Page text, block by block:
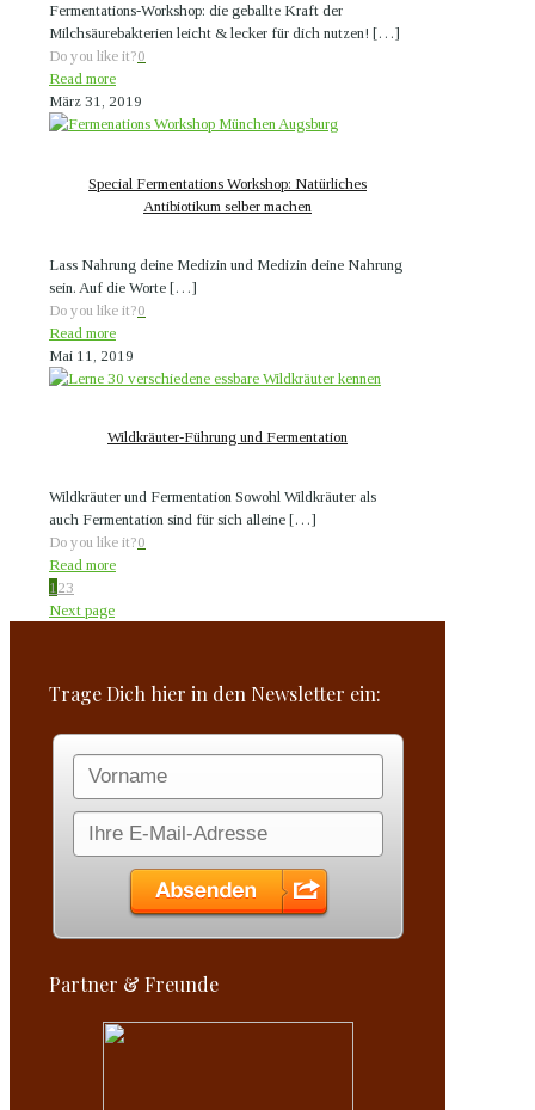
Fermentations-Workshop: die geballte Kraft der
Milchsäurebakterien leicht & lecker für dich nutzen! […]
Do you like it?0
Read more
März 31, 2019
Special Fermentations Workshop: Natürliches
Antibiotikum selber machen
Lass Nahrung deine Medizin und Medizin deine Nahrung
sein. Auf die Worte […]
Do you like it?0
Read more
Mai 11, 2019
Wildkräuter-Führung und Fermentation
Wildkräuter und Fermentation Sowohl Wildkräuter als
auch Fermentation sind für sich alleine […]
Do you like it?0
Read more
1 23
Next page
Trage Dich hier in den Newsletter ein:
Partner & Freunde